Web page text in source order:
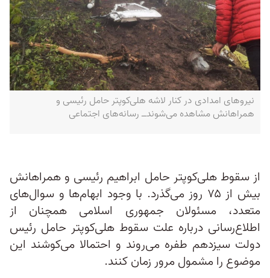
نیروهای امدادی در کنار لاشه‌ هلی‌کوپتر حامل رئیسی و
همراهانش مشاهده می‌شوندــ رسانه‌های اجتماعی
از سقوط هلی‌کوپتر حامل ابراهیم رئیسی و همراهانش
بیش از ۷۵ روز می‌گذرد. با وجود ابهام‌ها و سوال‌های
متعدد، مسئولان جمهوری اسلامی همچنان از
اطلاع‌رسانی درباره علت سقوط هلی‌کوپتر حامل رئیس
دولت سیزدهم طفره می‌روند و احتمالا می‌کوشند این
موضوع را مشمول مرور زمان کنند.